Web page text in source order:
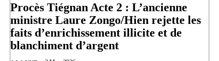
Procès Tiégnan Acte 2 : L’ancienne
ministre Laure Zongo/Hien rejette les
faits d’enrichissement illicite et de
blanchiment d’argent